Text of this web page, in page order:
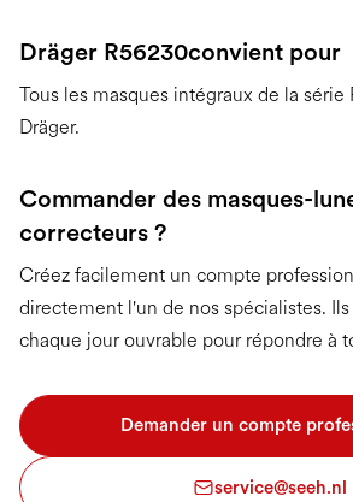
Dräger R56230convient pour
Tous les masques intégraux de la série
Dräger.
Commander des masques-
correcteurs ?
Créez facilement un compte
directement l'un de nos spécialistes.
chaque jour ouvrable pour répondre à
Demander un compte
service@seeh.nl